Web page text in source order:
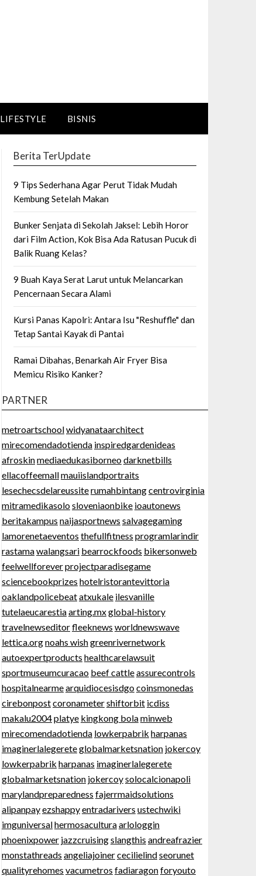
LIFESTYLE BISNIS
Berita TerUpdate
9 Tips Sederhana Agar Perut Tidak Mudah
Kembung Setelah Makan
Bunker Senjata di Sekolah Jaksel: Lebih Horor
dari Film Action, Kok Bisa Ada Ratusan Pucuk di
Balik Ruang Kelas?
9 Buah Kaya Serat Larut untuk Melancarkan
Pencernaan Secara Alami
Kursi Panas Kapolri: Antara Isu "Reshuffle" dan
Tetap Santai Kayak di Pantai
Ramai Dibahas, Benarkah Air Fryer Bisa
Memicu Risiko Kanker?
PARTNER
metroartschoolwidyanataarchitect
mirecomendadotienda inspiredgardenideas
afroskinmediaedukasiborneodarknetbills
ellacoffeemallmauiislandportraits
lesechecsdelareussiterumahbintangcentrovirginia
mitramedikasolosloveniaonbike ioautonews
beritakampus naijasportnews salvagegaming
lamorenetaeventos thefullfitness programlarindir
rastamawalangsari bearrockfoods bikersonweb
feelwellforeverprojectparadisegame
sciencebookprizes hotelristorantevittoria
oaklandpolicebeatatxukale ilesvanille
tutelaeucarestiaarting.mxglobal-history
travelnewseditorfleeknews worldnewswave
lettica.orgnoahs wishgreenrivernetwork
autoexpertproducts healthcarelawsuit
sportmuseumcuracao beef cattleassurecontrols
hospitalnearmearquidiocesisdgocoinsmonedas
cirebonpostcoronametershiftorbit icdiss
makalu2004platye kingkong bolaminweb
mirecomendadotienda lowkerpabrik harpanas
imaginerlalegereteglobalmarketsnation jokercoy
lowkerpabrik harpanas imaginerlalegerete
globalmarketsnation jokercoysolocalcionapoli
marylandpreparedness fajerrmaidsolutions
alipanpayezshappyentradarivers ustechwiki
imguniversalhermosaculturaarlologgin
phoenixpower jazzcruisingslangthis andreafrazier
monstathreads angeliajoinercecilielindseorunet
qualityrehomes vacumetros fadiaragonforyouto